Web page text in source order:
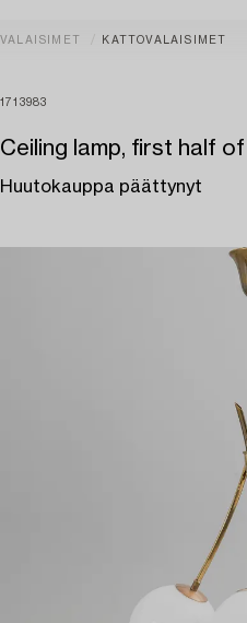
VALAISIMET KATTOVALAISIMET
1713983
Ceiling lamp, first half
Huutokauppa päättynyt